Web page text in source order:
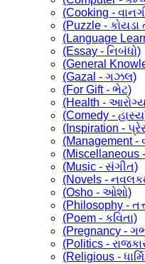
(Cooking -
(Puzzle - કોયડા
(Language
(Essay - નિબંધો)
(General
(Gazal - ગઝલ)
(For Gift - ભેટ)
(Health -
(Comedy -
(Inspiration -
(Management
(Miscellaneous
(Music - સંગીત)
(Novels -
(Osho - ઓશો)
(Philosophy -
(Poem - કવિતા)
(Pregnancy -
(Politics -
(Religious -